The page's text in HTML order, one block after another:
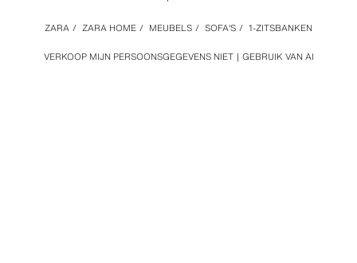
VERKOOP MIJN PERSOONSGEGEVENS NIET GEBRUIK VAN AI
ZARA / ZARA HOME / MEUBELS / SOFA'S / 1-ZITSBANKEN